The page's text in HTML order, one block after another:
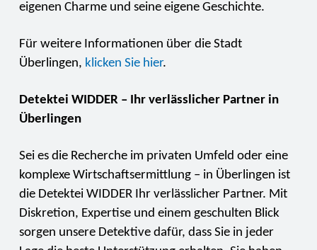
eigenen Charme und seine eigene Geschichte.
Für weitere Informationen über die Stadt
Überlingen, klicken Sie hier.
Detektei WIDDER – Ihr verlässlicher Partner in
Überlingen
Sei es die Recherche im privaten Umfeld oder eine
komplexe Wirtschaftsermittlung – in Überlingen ist
die Detektei WIDDER Ihr verlässlicher Partner. Mit
Diskretion, Expertise und einem geschulten Blick
sorgen unsere Detektive dafür, dass Sie in jeder